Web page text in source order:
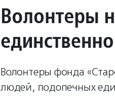
Волонтеры
Волонтеры фонда
людей, подопечных